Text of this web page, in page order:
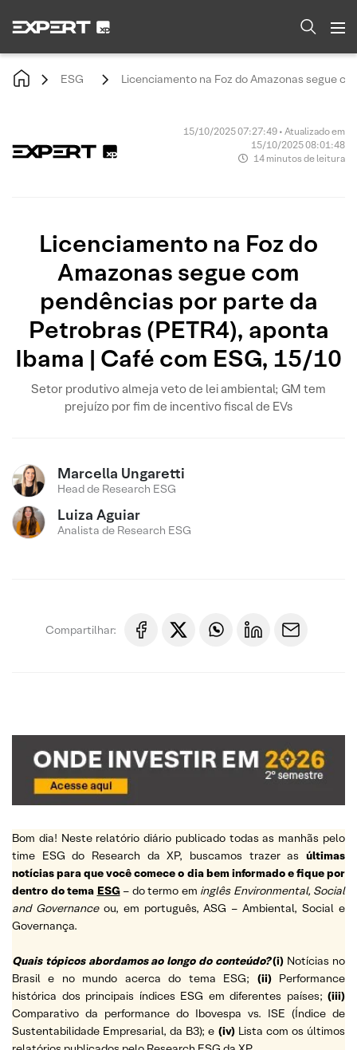
ESG Licenciamento na Foz do Amazonas segue
15/10/2025 07:27:49 • Atualizado em
15/10/2025 08:01:48
14 minutos de leitura
Licenciamento na Foz do
Amazonas segue com
pendências por parte da
Petrobras (PETR4), aponta
Ibama | Café com ESG, 15/10
Setor produtivo almeja veto de lei ambiental; GM tem
prejuízo por fim de incentivo fiscal de EVs
Marcella Ungaretti
Head de Research ESG
Luiza Aguiar
Analista de Research ESG
Compartilhar:
Bom dia! Neste relatório diário publicado todas as manhãs pelo
time ESG do Research da XP, buscamos trazer as últimas
notícias para que você comece o dia bem informado e fique por
dentro do tema ESG – do termo em inglês Environmental, Social
and Governance ou, em português, ASG – Ambiental, Social e
Governança.
Quais tópicos abordamos ao longo do conteúdo? (i) Notícias no
Brasil e no mundo acerca do tema ESG; (ii)Performance
histórica dos principais índices ESG em diferentes países; (iii)
Comparativo da performance do Ibovespa vs. ISE (Índice de
Sustentabilidade Empresarial, da B3); e (iv)Lista com os últimos